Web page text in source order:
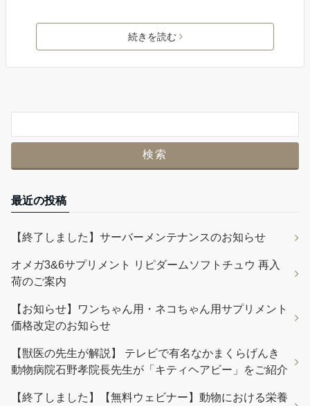
続きを読む
最近の投稿
【終了しました】サーバーメンテナンスのお知らせ
オメガ3&6サプリメント リピダームソフトチュウ 再入
荷のご案内
【お知らせ】ワンちゃん用・ネコちゃん用サプリメント
価格改定のお知らせ
【獣医の先生が解説】 テレビで有名なかまくらげんき
動物病院石野孝院長先生が「キティヘアビー」をご紹介
【終了しました】【無料ウェビナー】動物における栄養